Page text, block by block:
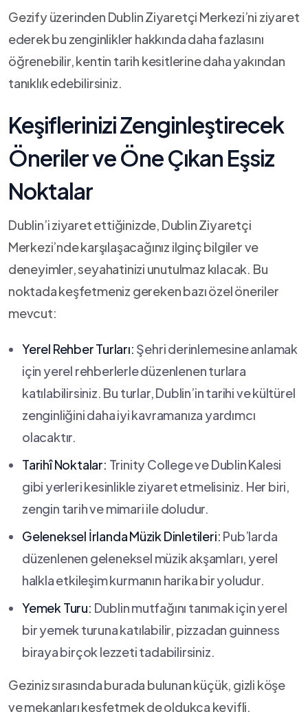
Gezify üzerinden Dublin⁣ Ziyaretçi Merkezi’ni ziyaret
⁣ederek⁣ bu zenginlikler hakkında daha fazlasını
öğrenebilir, kentin tarih kesitlerine ‌daha yakından
tanıklık ‍edebilirsiniz.
Keşiflerinizi​ Zenginleştirecek
Öneriler ve Öne Çıkan Eşsiz⁢
Noktalar
Dublin’i ⁤ziyaret ettiğinizde,‌ Dublin Ziyaretçi
⁣Merkezi’nde⁢ karşılaşacağınız ‌ilginç bilgiler ve
⁣deneyimler, ​seyahatinizi⁤ unutulmaz ​kılacak. Bu​
noktada⁢ keşfetmeniz gereken bazı özel öneriler
mevcut:
Yerel Rehber⁣ Turları: Şehri derinlemesine anlamak
için yerel rehberlerle düzenlenen ‌turlara
katılabilirsiniz. Bu turlar, Dublin’in tarihi ve ⁤kültürel
‍zenginliğini daha iyi ⁣kavramanıza yardımcı
olacaktır.
Tarihî ‌Noktalar: Trinity College ve‌ Dublin Kalesi​
gibi ⁢yerleri ‍kesinlikle ziyaret etmelisiniz. Her biri,
zengin tarih ve mimari ile doludur.
Geleneksel İrlanda ⁣Müzik‌ Dinletileri: Pub’larda
düzenlenen geleneksel ‌müzik ⁤akşamları, yerel
⁣halkla etkileşim kurmanın harika ⁤bir yoludur.
Yemek Turu: Dublin ⁣mutfağını ​tanımak için yerel
bir yemek ⁤turuna katılabilir, pizzadan guinness​
biraya ⁢birçok lezzeti tadabilirsiniz.
Geziniz sırasında​ burada bulunan küçük, gizli köşe
⁢ve mekanları keşfetmek de ⁢oldukça⁣ keyifli.